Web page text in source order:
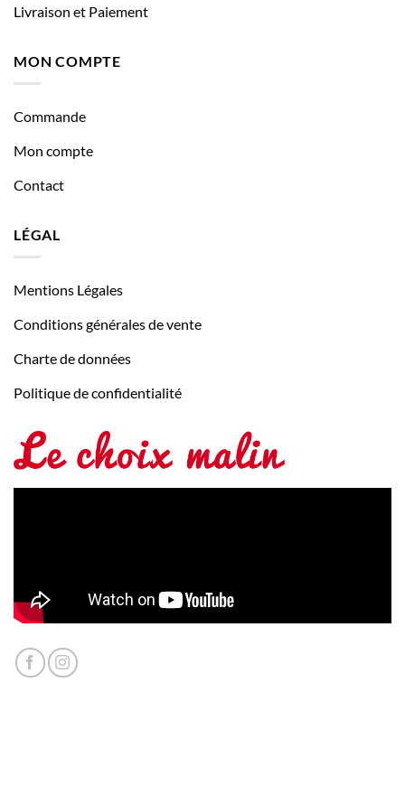
Livraison et Paiement
MON COMPTE
Commande
Mon compte
Contact
LÉGAL
Mentions Légales
Conditions générales de vente
Charte de données
Politique de confidentialité